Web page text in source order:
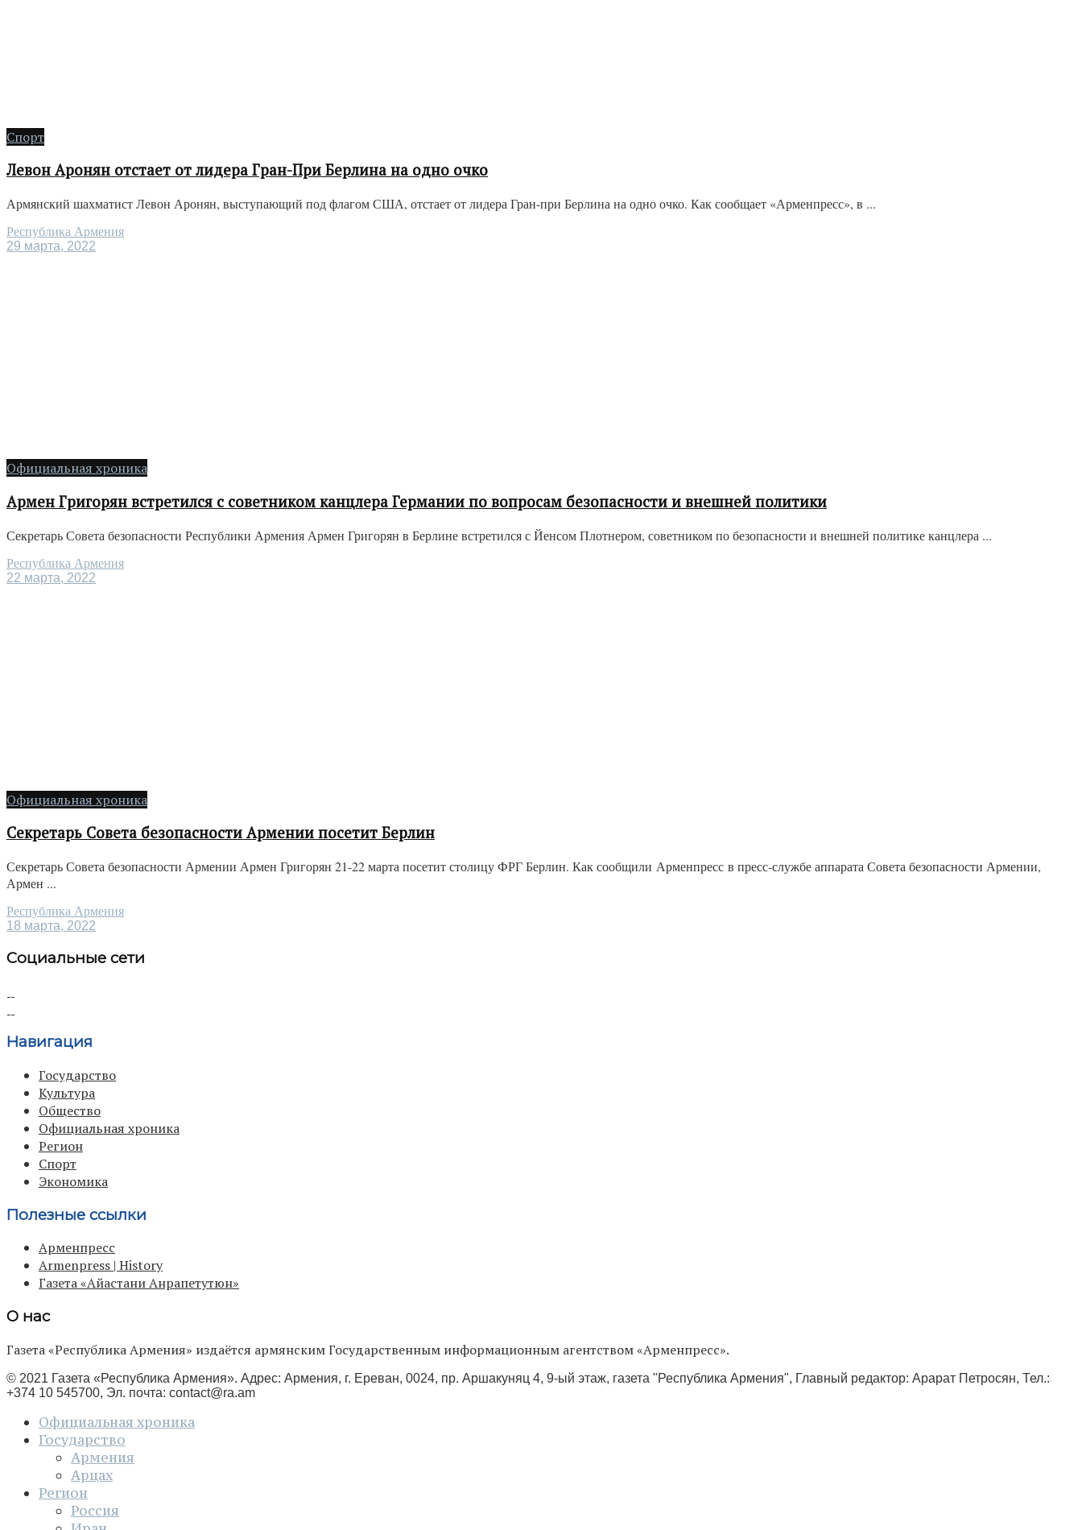
Спорт
Левон Аронян отстает от лидера Гран-При Берлина на одно очко
Армянский шахматист Левон Аронян, выступающий под флагом США, отстает от лидера Гран-при Берлина на одно очко. Как сообщает «Арменпресс», в ...
Республика Армения
29 марта, 2022
Официальная хроника
Армен Григорян встретился с советником канцлера Германии по вопросам безопасности и внешней политики
Секретарь Совета безопасности Республики Армения Армен Григорян в Берлине встретился с Йенсом Плотнером, советником по безопасности и внешней политике канцлера ...
Республика Армения
22 марта, 2022
Официальная хроника
Секретарь Совета безопасности Армении посетит Берлин
Секретарь Совета безопасности Армении Армен Григорян 21-22 марта посетит столицу ФРГ Берлин. Как сообщили Арменпресс в пресс-службе аппарата Совета безопасности Армении,
Армен ...
Республика Армения
18 марта, 2022
Социальные сети
Навигация
Государство
Культура
Общество
Официальная хроника
Регион
Спорт
Экономика
Полезные ссылки
Арменпресс
Armenpress | History
Газета «Айастани Анрапетутюн»
О нас
Газета «Республика Армения» издаётся армянским Государственным информационным агентством «Арменпресс».
© 2021 Газета «Республика Армения». Адрес: Армения, г. Ереван, 0024, пр. Аршакуняц 4, 9-ый этаж, газета "Республика Армения", Главный редактор: Арарат Петросян, Тел.:
+374 10 545700, Эл. почта: contact@ra.am
Официальная хроника
Государство
Армения
Арцах
Регион
Россия